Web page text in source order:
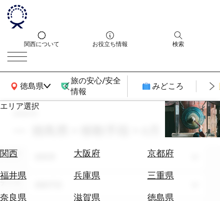
関西について お役立ち情報 検索
徳島県
関西広域MAP
旅の安心/安全
情報
みどころ
エリア選択
関西 大阪府
京都府
福井県
兵庫県
三重県
奈良県
滋賀県
徳島県
エ
券
search
エリア
テーマ